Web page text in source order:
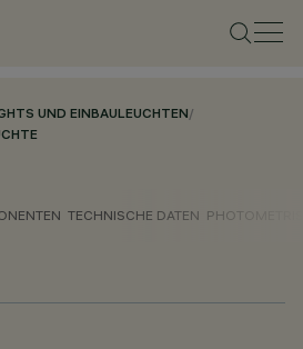
UND EINBAULEUCHTEN/
TECHNISCHE DATEN